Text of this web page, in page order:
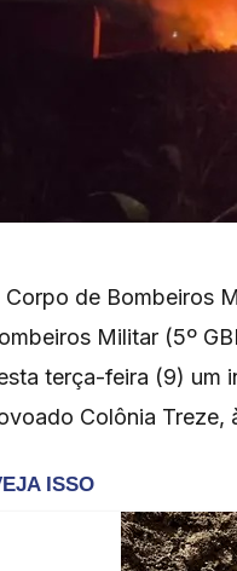
Corpo de Bombeiros
Militar (5º
terça-feira (9) um
Colônia Treze,